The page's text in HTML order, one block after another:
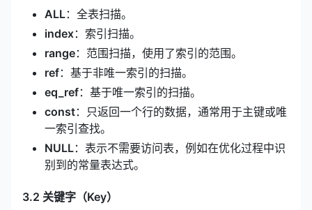
ALL：全表扫描。
index：索引扫描。
range：范围扫描，使用了索引的范围。
ref：基于非唯一索引的扫描。
eq_ref：基于唯一索引的扫描。
const：只返回一个行的数据，通常用于主键或唯
一索引查找。
NULL：表示不需要访问表，例如在优化过程中识
别到的常量表达式。
3.2 关键字（Key）